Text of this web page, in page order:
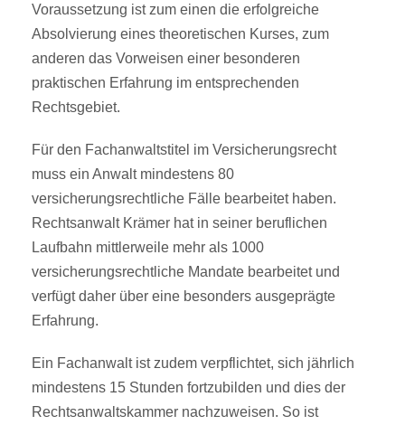
Voraussetzung ist zum einen die erfolgreiche
Absolvierung eines theoretischen Kurses, zum
anderen das Vorweisen einer besonderen
praktischen Erfahrung im entsprechenden
Rechtsgebiet.
Für den Fachanwaltstitel im Versicherungsrecht
muss ein Anwalt mindestens 80
versicherungsrechtliche Fälle bearbeitet haben.
Rechtsanwalt Krämer hat in seiner beruflichen
Laufbahn mittlerweile mehr als 1000
versicherungsrechtliche Mandate bearbeitet und
verfügt daher über eine besonders ausgeprägte
Erfahrung.
Ein Fachanwalt ist zudem verpflichtet, sich jährlich
mindestens 15 Stunden fortzubilden und dies der
Rechtsanwaltskammer nachzuweisen. So ist